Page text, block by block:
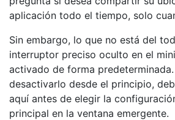
aplicación todo el tiempo, solo
Sin embargo, lo que no está del
interruptor preciso oculto en el
activado de forma predeterminada.
desactivarlo desde el principio,
aquí antes de elegir la
principal en la ventana emergente.